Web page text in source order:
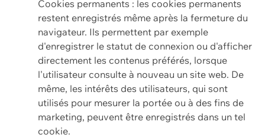
Cookies permanents : les cookies permanents
restent enregistrés même après la fermeture du
navigateur. Ils permettent par exemple
d'enregistrer le statut de connexion ou d'afficher
directement les contenus préférés, lorsque
l'utilisateur consulte à nouveau un site web. De
même, les intérêts des utilisateurs, qui sont
utilisés pour mesurer la portée ou à des fins de
marketing, peuvent être enregistrés dans un tel
cookie.